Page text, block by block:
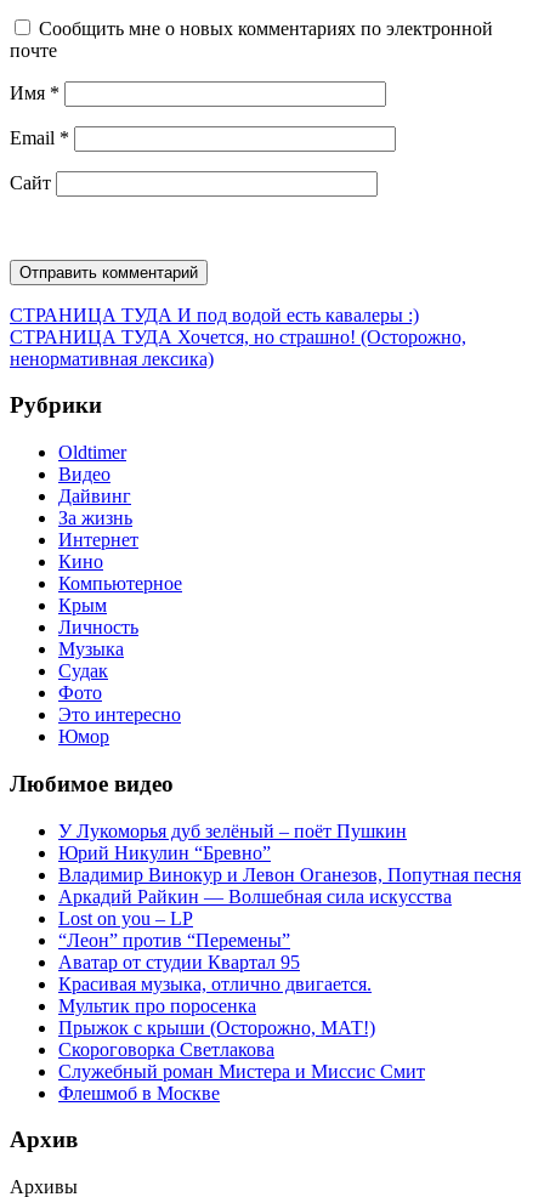
Сообщить мне о новых комментариях по электронной
почте
Имя *
Email *
Сайт
Навигация
по
СТРАНИЦА ТУДА Предыдущая
запись:
И под водой есть кавалеры :)
СТРАНИЦА ТУДА Следующая
запись:
Хочется, но страшно! (Осторожно,
ненормативная лексика)
Рубрики
Oldtimer
Видео
Дайвинг
За жизнь
Интернет
Кино
Компьютерное
Крым
Личность
Музыка
Судак
Фото
Это интересно
Юмор
Любимое видео
У Лукоморья дуб зелёный – поёт Пушкин
Юрий Никулин “Бревно”
Владимир Винокур и Левон Оганезов, Попутная песня
Аркадий Райкин — Волшебная сила искусства
Lost on you – LP
“Леон” против “Перемены”
Аватар от студии Квартал 95
Красивая музыка, отлично двигается.
Мультик про поросенка
Прыжок с крыши (Осторожно, МАТ!)
Скороговорка Светлакова
Служебный роман Мистера и Миссис Смит
Флешмоб в Москве
Архив
Архивы